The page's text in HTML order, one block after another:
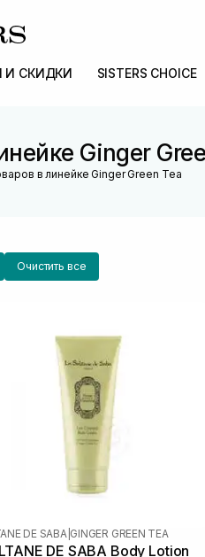
И СКИДКИ SISTERS CHOICE
Ginger
в линейке Ginger Green Tea
Очистить все
DE SABA GINGER GREEN TEA
DE SABA Body Lotion